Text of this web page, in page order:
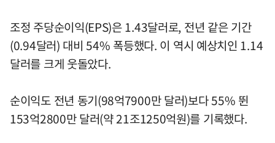
조정 주당순이익(EPS)은 1.43달러로, 전년 같은 기간
(0.94달러) 대비 54% 폭등했다. 이 역시 예상치인 1.14
달러를 크게 웃돌았다.
순이익도 전년 동기(98억7900만 달러)보다 55% 뛴
153억2800만 달러(약 21조1250억원)를 기록했다.